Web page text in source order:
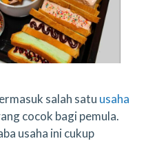
salah satu usaha
cocok bagi pemula.
usaha ini cukup